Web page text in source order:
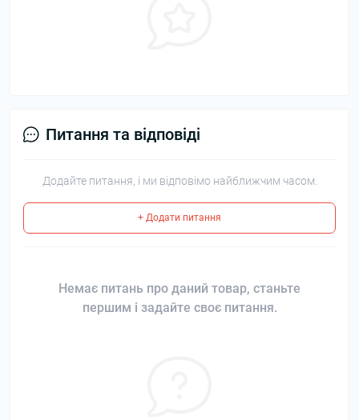
Питання та відповіді
Додайте питання, і ми відповімо найближчим часом.
+ Додати питання
Немає питань про даний товар, станьте
першим і задайте своє питання.